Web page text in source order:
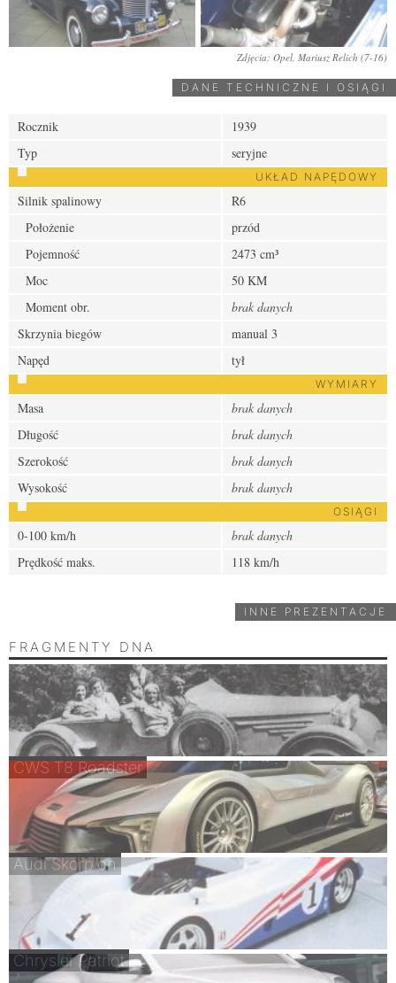
Zdjęcia: Opel, Mariusz Relich (7-16)
DANE TECHNICZNE I OSIĄGI
Rocznik
1939
Typ
seryjne
UKŁAD NAPĘDOWY
Silnik spalinowy
R6
Położenie
przód
Pojemność
2473 cm³
Moc
50 KM
Moment obr.
brak danych
Skrzynia biegów
manual 3
Napęd
tył
WYMIARY
Masa
brak danych
Długość
brak danych
Szerokość
brak danych
Wysokość
brak danych
OSIĄGI
0-100 km/h
brak danych
Prędkość maks.
118 km/h
INNE PREZENTACJE
FRAGMENTY DNA
CWS T8 Roadster
Audi Skorpion
Chrysler Patriot